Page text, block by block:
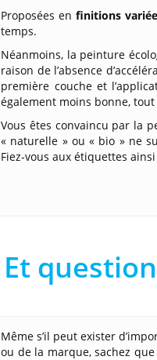
Proposées enfinitions
temps.
Néanmoins, la peinture
raison de l’absence
première couche et
également moins bonne,
Vous êtes convaincu par la
« naturelle » ou « bio » ne
Fiez-vous aux étiquettes ainsi
Et
Même s’il peut exister
ou de la marque, sachez